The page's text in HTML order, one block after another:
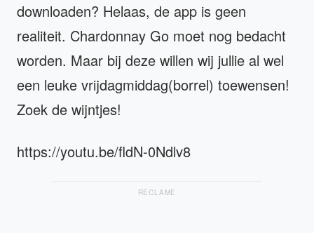
downloaden? Helaas, de app is geen
realiteit. Chardonnay Go moet nog bedacht
worden. Maar bij deze willen wij jullie al wel
een leuke vrijdagmiddag(borrel) toewensen!
Zoek de wijntjes!
https://youtu.be/fldN-0Ndlv8
RECLAME